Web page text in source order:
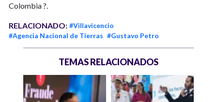
Colombia ?.
RELACIONADO: #Villavicencio
#Agencia Nacional de Tierras #Gustavo Petro
TEMAS RELACIONADOS